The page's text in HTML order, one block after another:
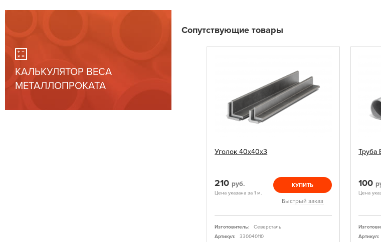
КАЛЬКУЛЯТОР ВЕСА
МЕТАЛЛОПРОКАТА
Сопутствующие товары
Уголок 40х40х3
210 руб.
Цена указана за 1 м.
КУПИТЬ
Быстрый заказ
Изготовитель:
Северсталь
Артикул:
330040110
Труба
100
Цена
Артикул: